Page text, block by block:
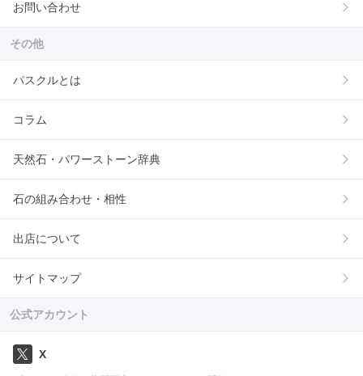
お問い合わせ
その他
パスクルとは
コラム
天然石・パワーストーン辞典
石の組み合わせ・相性
出店について
サイトマップ
公式アカウント
X